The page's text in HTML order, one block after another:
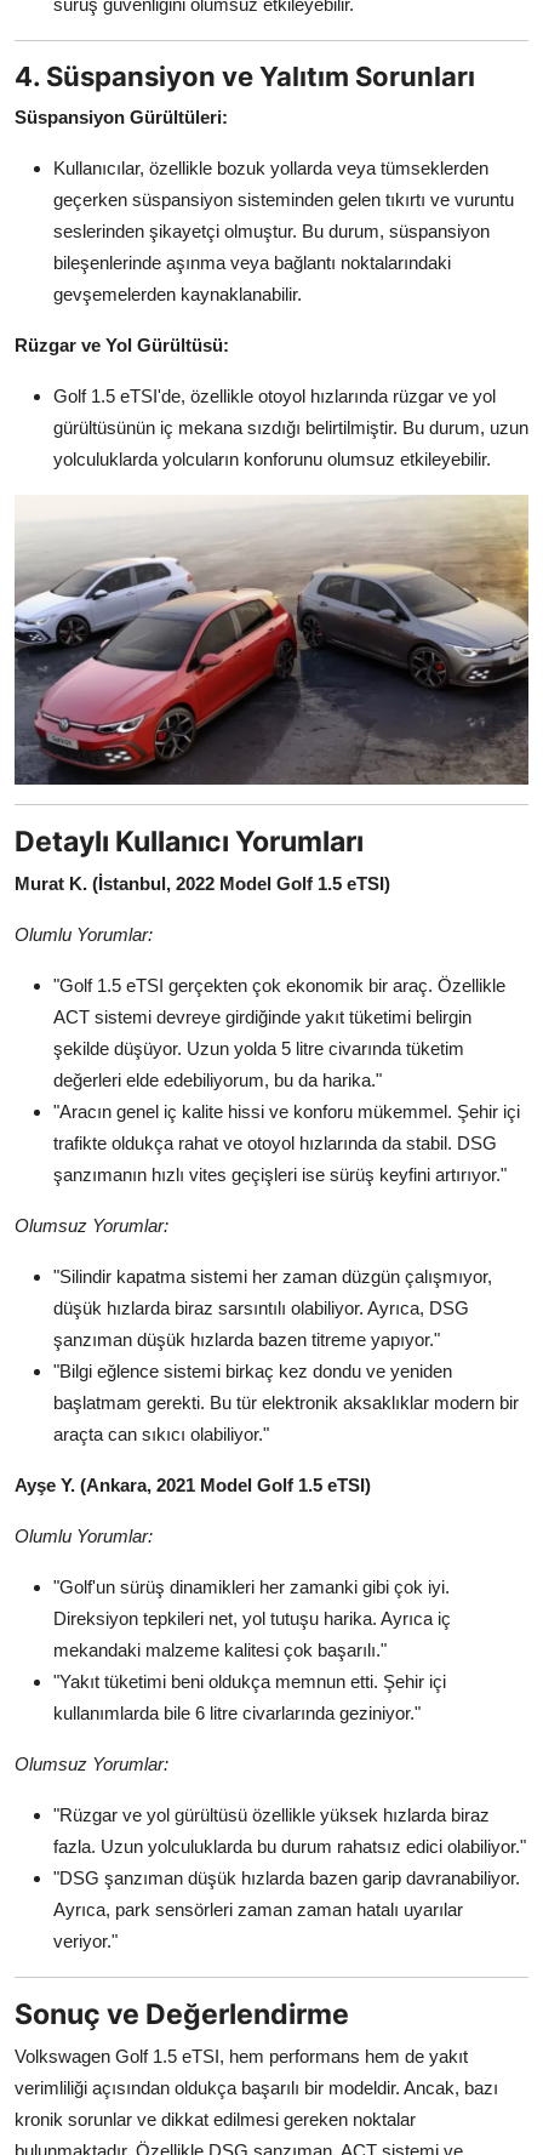
sürüş güvenliğini olumsuz etkileyebilir.
4. Süspansiyon ve Yalıtım Sorunları
Süspansiyon Gürültüleri:
Kullanıcılar, özellikle bozuk yollarda veya tümseklerden
geçerken süspansiyon sisteminden gelen tıkırtı ve vuruntu
seslerinden şikayetçi olmuştur. Bu durum, süspansiyon
bileşenlerinde aşınma veya bağlantı noktalarındaki
gevşemelerden kaynaklanabilir.
Rüzgar ve Yol Gürültüsü:
Golf 1.5 eTSI'de, özellikle otoyol hızlarında rüzgar ve yol
gürültüsünün iç mekana sızdığı belirtilmiştir. Bu durum, uzun
yolculuklarda yolcuların konforunu olumsuz etkileyebilir.
Detaylı Kullanıcı Yorumları
Murat K. (İstanbul, 2022 Model Golf 1.5 eTSI)
Olumlu Yorumlar:
"Golf 1.5 eTSI gerçekten çok ekonomik bir araç. Özellikle
ACT sistemi devreye girdiğinde yakıt tüketimi belirgin
şekilde düşüyor. Uzun yolda 5 litre civarında tüketim
değerleri elde edebiliyorum, bu da harika."
"Aracın genel iç kalite hissi ve konforu mükemmel. Şehir içi
trafikte oldukça rahat ve otoyol hızlarında da stabil. DSG
şanzımanın hızlı vites geçişleri ise sürüş keyfini artırıyor."
Olumsuz Yorumlar:
"Silindir kapatma sistemi her zaman düzgün çalışmıyor,
düşük hızlarda biraz sarsıntılı olabiliyor. Ayrıca, DSG
şanzıman düşük hızlarda bazen titreme yapıyor."
"Bilgi eğlence sistemi birkaç kez dondu ve yeniden
başlatmam gerekti. Bu tür elektronik aksaklıklar modern bir
araçta can sıkıcı olabiliyor."
Ayşe Y. (Ankara, 2021 Model Golf 1.5 eTSI)
Olumlu Yorumlar:
"Golf'un sürüş dinamikleri her zamanki gibi çok iyi.
Direksiyon tepkileri net, yol tutuşu harika. Ayrıca iç
mekandaki malzeme kalitesi çok başarılı."
"Yakıt tüketimi beni oldukça memnun etti. Şehir içi
kullanımlarda bile 6 litre civarlarında geziniyor."
Olumsuz Yorumlar:
"Rüzgar ve yol gürültüsü özellikle yüksek hızlarda biraz
fazla. Uzun yolculuklarda bu durum rahatsız edici olabiliyor."
"DSG şanzıman düşük hızlarda bazen garip davranabiliyor.
Ayrıca, park sensörleri zaman zaman hatalı uyarılar
veriyor."
Sonuç ve Değerlendirme
Volkswagen Golf 1.5 eTSI, hem performans hem de yakıt
verimliliği açısından oldukça başarılı bir modeldir. Ancak, bazı
kronik sorunlar ve dikkat edilmesi gereken noktalar
bulunmaktadır. Özellikle DSG şanzıman, ACT sistemi ve